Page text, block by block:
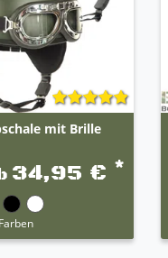
mit Brille
34,95 € *